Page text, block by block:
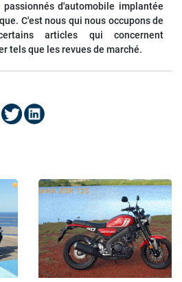
d'automobile implantée
C'est nous qui nous occupons de
articles qui concernent
tels que les revues de marché.